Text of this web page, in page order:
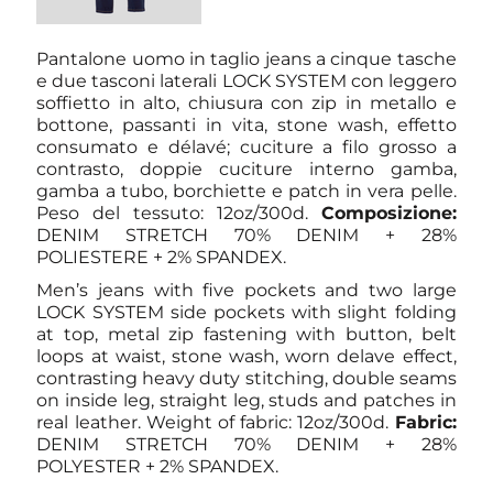
Pantalone uomo in taglio jeans a cinque tasche
e due tasconi laterali LOCK SYSTEM con leggero
soffietto in alto, chiusura con zip in metallo e
bottone, passanti in vita, stone wash, effetto
consumato e délavé; cuciture a filo grosso a
contrasto, doppie cuciture interno gamba,
gamba a tubo, borchiette e patch in vera pelle.
Peso del tessuto: 12oz/300d. Composizione:
DENIM STRETCH 70% DENIM + 28%
POLIESTERE + 2% SPANDEX.
Men’s jeans with five pockets and two large
LOCK SYSTEM side pockets with slight folding
at top, metal zip fastening with button, belt
loops at waist, stone wash, worn delave effect,
contrasting heavy duty stitching, double seams
on inside leg, straight leg, studs and patches in
real leather. Weight of fabric: 12oz/300d. Fabric:
DENIM STRETCH 70% DENIM + 28%
POLYESTER + 2% SPANDEX.